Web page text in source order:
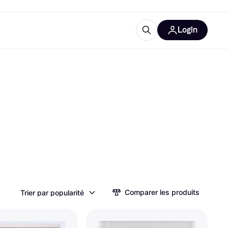
Login
Trier par popularité Comparer les produits